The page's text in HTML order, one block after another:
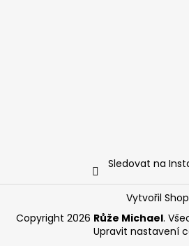
Sledovat na
Vytvořil
Copyright 2026 Růže Michael.
Upravit nastavení